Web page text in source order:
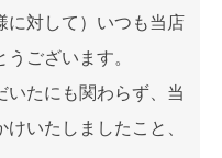
に対して）いつも当店
ございます。
いたにも関わらず、当
いたしましたこと、